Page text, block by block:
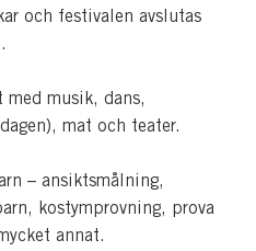
och festivalen avslutas
musik, dans,
mat och teater.
– ansiktsmålning,
kostymprovning, prova
annat.